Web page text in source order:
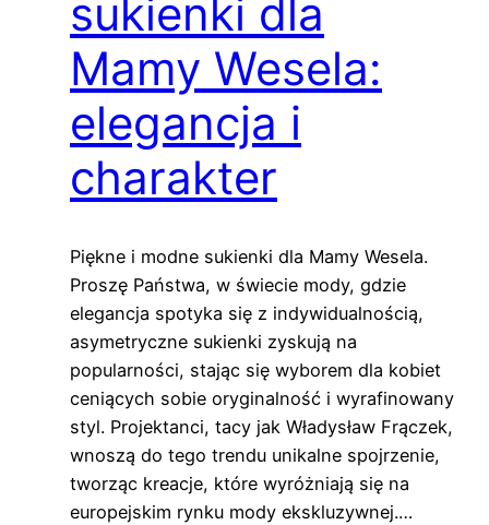
sukienki dla
Mamy Wesela:
elegancja i
charakter
Piękne i modne sukienki dla Mamy Wesela.
Proszę Państwa, w świecie mody, gdzie
elegancja spotyka się z indywidualnością,
asymetryczne sukienki zyskują na
popularności, stając się wyborem dla kobiet
ceniących sobie oryginalność i wyrafinowany
styl. Projektanci, tacy jak Władysław Frączek,
wnoszą do tego trendu unikalne spojrzenie,
tworząc kreacje, które wyróżniają się na
europejskim rynku mody ekskluzywnej.…